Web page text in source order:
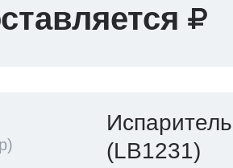
Испаритель
(LB1231)